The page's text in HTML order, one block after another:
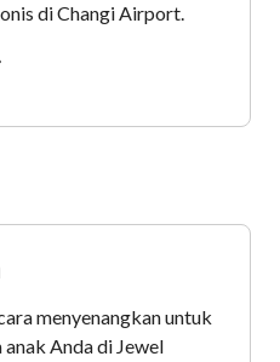
di Changi Airport.
menyenangkan untuk
Anda di Jewel